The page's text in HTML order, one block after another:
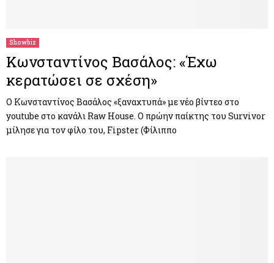
Showbiz
Κωνσταντίνος Βασάλος: «Έχω
κερατώσει σε σχέση»
Ο Κωνσταντίνος Βασάλος «ξαναχτυπά» με νέο βίντεο στο
youtube στο κανάλι Raw House. Ο πρώην παίκτης του Survivor
μίλησε για τον φίλο του, Fipster (Φίλιππο